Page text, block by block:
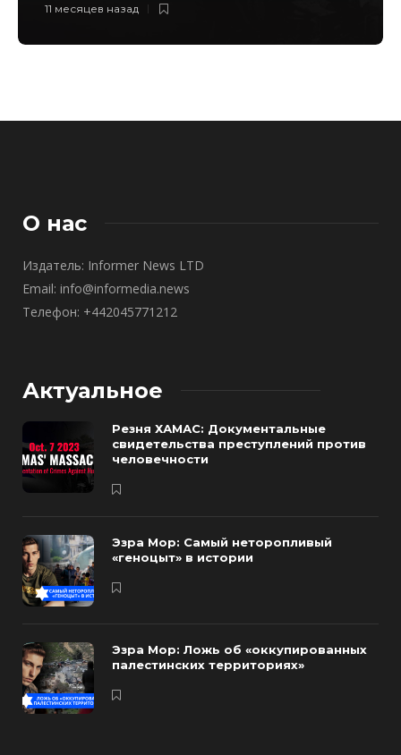
11 месяцев назад
О нас
Издатель: Informer News LTD
Email: info@informedia.news
Телефон: +442045771212
Актуальное
Резня ХАМАС: Документальные
свидетельства преступлений против
человечности
Эзра Мор: Самый неторопливый
«геноцыт» в истории
Эзра Мор: Ложь об «оккупированных
палестинских территориях»